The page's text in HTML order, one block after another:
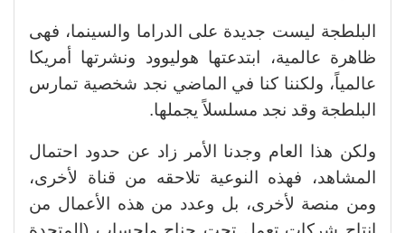
البلطجة ليست جديدة على الدراما والسينما، فهى
ظاهرة عالمية، ابتدعتها هوليوود ونشرتها أمريكا
عالمياً، ولكننا كنا في الماضي نجد شخصية تمارس
البلطجة وقد نجد مسلسلاً يجملها.
ولكن هذا العام وجدنا الأمر زاد عن حدود احتمال
المشاهد، فهذه النوعية تلاحقه من قناة لأخرى،
ومن منصة لأخرى، بل وعدد من هذه الأعمال من